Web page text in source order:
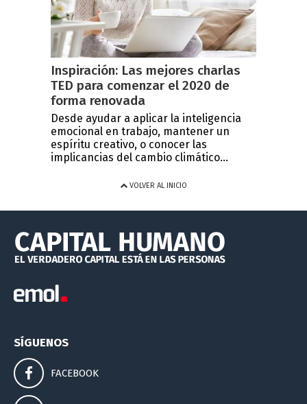
Inspiración: Las mejores charlas
TED para comenzar el 2020 de
forma renovada
Desde ayudar a aplicar la inteligencia
emocional en trabajo, mantener un
espíritu creativo, o conocer las
implicancias del cambio climático...
VOLVER AL INICIO
SÍGUENOS
FACEBOOK